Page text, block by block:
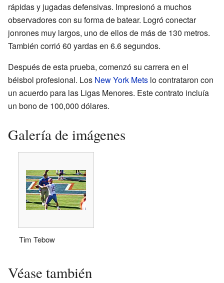
rápidas y jugadas defensivas. Impresionó a muchos
observadores con su forma de batear. Logró conectar
jonrones muy largos, uno de ellos de más de 130 metros.
También corrió 60 yardas en 6.6 segundos.
Después de esta prueba, comenzó su carrera en el
béisbol profesional. Los New York Mets lo contrataron con
un acuerdo para las Ligas Menores. Este contrato incluía
un bono de 100,000 dólares.
Galería de imágenes
Tim Tebow
Véase también